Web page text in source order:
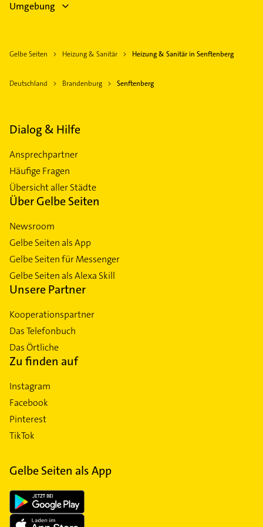
Umgebung
Gelbe Seiten Heizung & Sanitär Heizung & Sanitär in Senftenberg
Deutschland Brandenburg Senftenberg
Dialog & Hilfe
Ansprechpartner
Häufige Fragen
Übersicht aller Städte
Über Gelbe Seiten
Newsroom
Gelbe Seiten als App
Gelbe Seiten für Messenger
Gelbe Seiten als Alexa Skill
Unsere Partner
Kooperationspartner
Das Telefonbuch
Das Örtliche
Zu finden auf
Instagram
Facebook
Pinterest
TikTok
Gelbe Seiten als App